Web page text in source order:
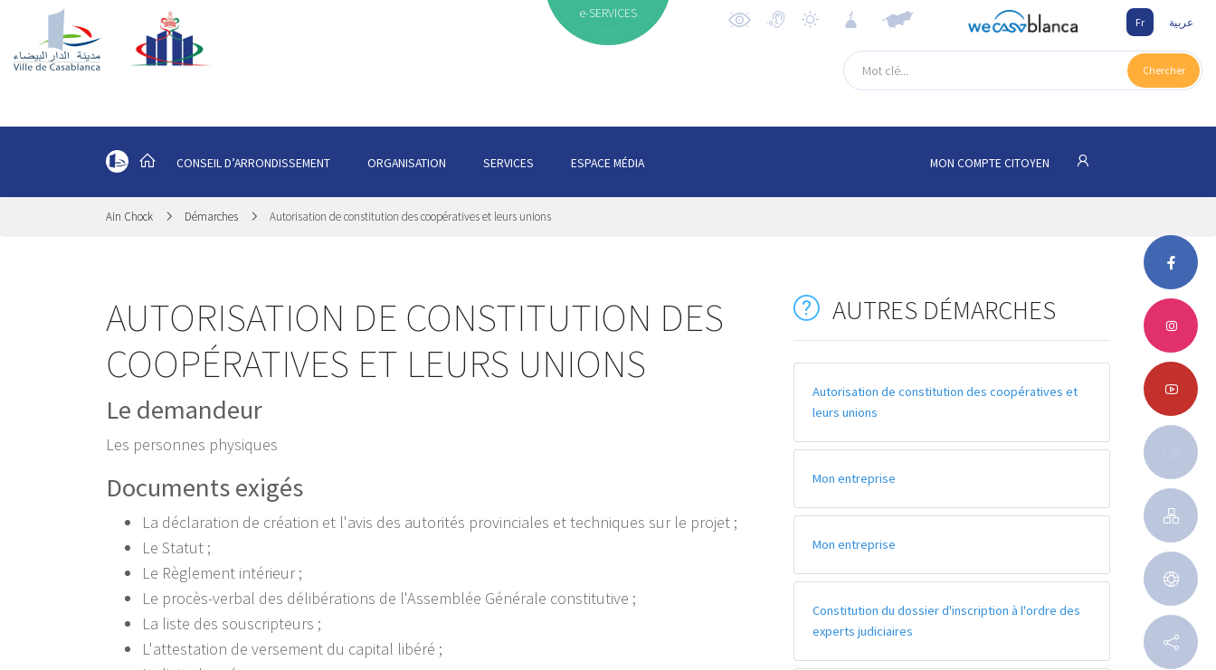
e-SERVICES
Fr عربية
Chercher
CONSEIL D’ARRONDISSEMENT ORGANISATION SERVICES ESPACE MÉDIA MON COMPTE CITOYEN
Ain Chock Démarches Autorisation de constitution des coopératives et leurs unions
AUTORISATION DE CONSTITUTION DES
COOPÉRATIVES ET LEURS UNIONS
Le demandeur
Les personnes physiques
Documents exigés
La déclaration de création et l'avis des autorités provinciales et techniques sur le projet ;
Le Statut ;
Le Règlement intérieur ;
Le procès-verbal des délibérations de l'Assemblée Générale constitutive ;
La liste des souscripteurs ;
L'attestation de versement du capital libéré ;
AUTRES DÉMARCHES
Autorisation de constitution des coopératives et
leurs unions
Mon entreprise
Mon entreprise
Constitution du dossier d'inscription à l'ordre des
experts judiciaires